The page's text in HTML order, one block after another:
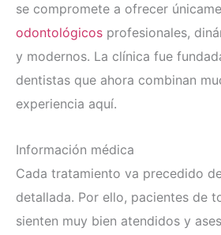
se compromete a ofrecer
odontológicos profesionales,
y modernos. La clínica fue
dentistas que ahora combinan
experiencia aquí.
Información médica
Cada tratamiento va precedido
detallada. Por ello, pacientes de
sienten muy bien atendidos y